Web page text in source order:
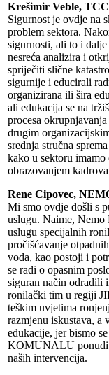
Krešimir Veble,
Sigurnost je ovdje na
problem sektora.
sigurnosti, ali to i
nesreća analizira i
spriječiti slične
sigurnije i educirali
organizirana ili šira
ali edukacija se na
procesa
drugim
srednja stručna
kako u sektoru
obrazovanjem
Rene Cipovec,
Mi smo ovdje došli s
uslugu. Naime, Nemo
uslugu specijalnih
pročišćavanje
voda, kao postoji i
se radi o opasnim
siguran način odradili
ronilački tim u regiji
teškim uvjetima
razmjenu iskustava,
edukacije, jer bismo
KOMUNALU
naših intervencija.